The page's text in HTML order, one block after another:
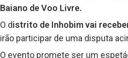
Baiano de Voo Livre.
O distrito de Inhobim vai
irão participar de uma disputa
O evento promete ser um